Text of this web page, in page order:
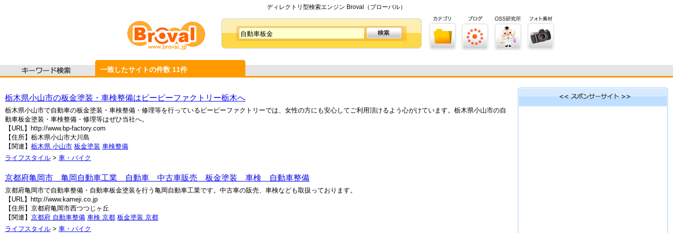
ディレクトリ型検索エンジン Broval（ブローバル）
一致したサイトの件数 11件
栃木県小山市の板金塗装・車検整備はビーピーファクトリー栃木へ
栃木県小山市で自動車の板金塗装・車検整備・修理等を行っているビーピーファクトリーでは、女性の方にも安心してご利用頂けるよう心がけています。栃木県小山市の自
動車板金塗装・車検整備・修理等はぜひ当社へ。
【URL】http://www.bp-factory.com
【住所】栃木県小山市大川島
【関連】 栃木県 小山市 板金塗装 車検整備
ライフスタイル > 車・バイク
京都府亀岡市 亀岡自動車工業 自動車 中古車販売 板金塗装 車検 自動車整備
京都府亀岡市で自動車整備・自動車板金塗装を行う亀岡自動車工業です。中古車の販売、車検なども取扱っております。
【URL】http://www.kameji.co.jp
【住所】京都府亀岡市西つつじヶ丘
【関連】 京都府 自動車整備 車検 京都 板金塗装 京都
ライフスタイル > 車・バイク